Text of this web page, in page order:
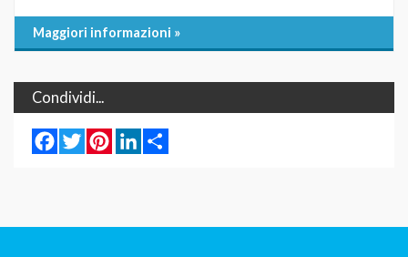
Maggiori informazioni »
Condividi...
Facebook
TwitterPinterestLinkedIn